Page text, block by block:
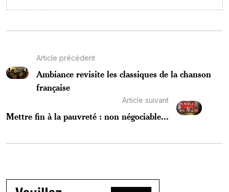
Article précédent
Ambiance revisite les classiques de la chanson
française
Article suivant
Mettre fin à la pauvreté : non négociable...